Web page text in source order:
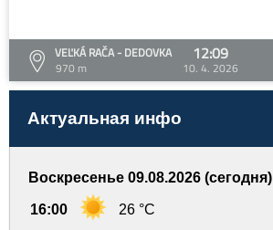
VEĽKÁ RAČA - DEDOVKA
970 m
12:09
10. 4. 2026
Актуальная инфо
Воскресенье 09.08.2026 (сегодня)
16:00 26 °C